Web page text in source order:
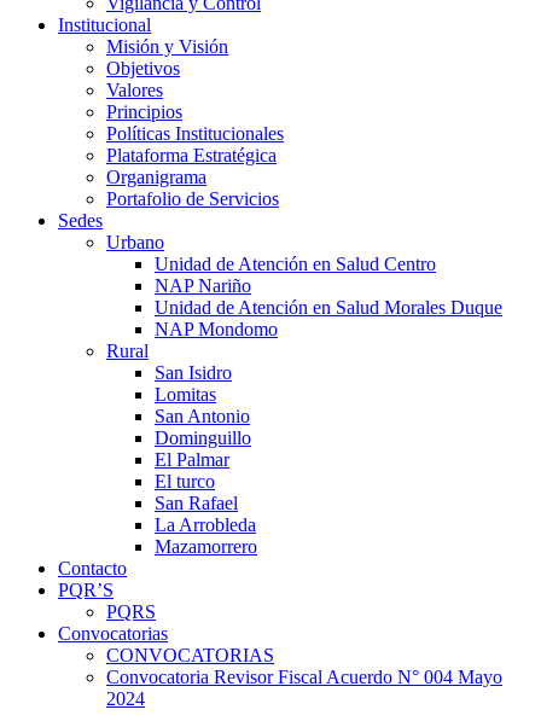
Institucional
Misión y Visión
Objetivos
Valores
Principios
Políticas Institucionales
Plataforma Estratégica
Organigrama
Portafolio de Servicios
Sedes
Urbano
Unidad de Atención en Salud Centro
NAP Nariño
Unidad de Atención en Salud Morales Duque
NAP Mondomo
Rural
San Isidro
Lomitas
San Antonio
Dominguillo
El Palmar
El turco
San Rafael
La Arrobleda
Mazamorrero
Contacto
PQR’S
PQRS
Convocatorias
CONVOCATORIAS
Convocatoria Revisor Fiscal Acuerdo N° 004 Mayo
2024